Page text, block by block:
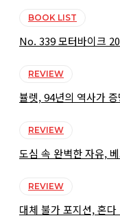
BOOK LIST
No. 339 모터바이크
REVIEW
뷸렛, 94년의 역사가
REVIEW
도심 속 완벽한 자유,
REVIEW
대체 불가 포지션, 혼